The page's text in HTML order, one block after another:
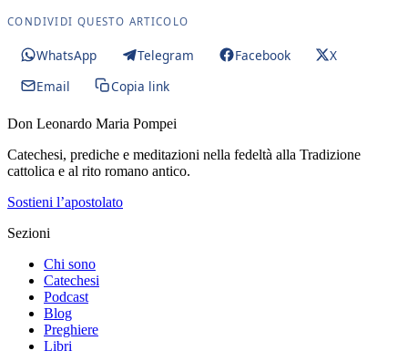
CONDIVIDI QUESTO ARTICOLO
WhatsApp Telegram Facebook
X
Email
Copia link
Don Leonardo Maria Pompei
Catechesi, prediche e meditazioni nella fedeltà alla Tradizione
cattolica e al rito romano antico.
Sostieni l’apostolato
Sezioni
Chi sono
Catechesi
Podcast
Blog
Preghiere
Libri